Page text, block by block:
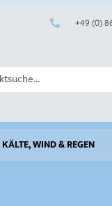
+49 (0)
KÄLTE, WIND & REGEN